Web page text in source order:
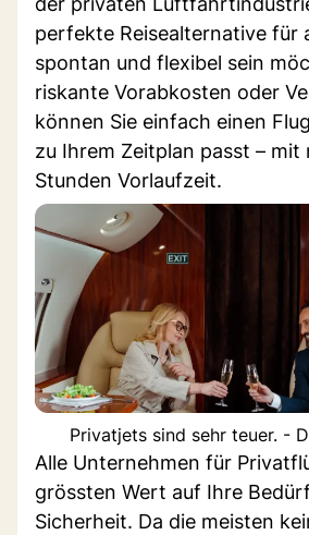
perfekte Reisealternative für
spontan und flexibel sein
riskante Vorabkosten oder
können Sie einfach einen
zu Ihrem Zeitplan passt – mit
Stunden Vorlaufzeit.
Privatjets sind sehr teuer. -
Alle Unternehmen für
grössten Wert auf Ihre
Sicherheit. Da die meisten